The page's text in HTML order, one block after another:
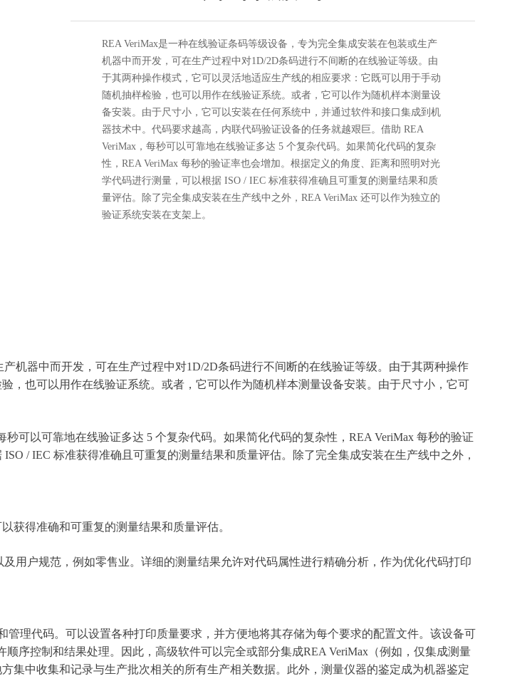
机器中而开发，可在生产过程中对1D/2D条码进行不间断的在线验证等级。由于其两种操作
，也可以用作在线验证系统。或者，它可以作为随机样本测量设备安装。由于尺寸小，它可
可以可靠地在线验证多达 5 个复杂代码。如果简化代码的复杂性，REA VeriMax 每秒的验证
/ IEC 标准获得准确且可重复的测量结果和质量评估。除了完全集成安装在生产线中之外，
获得准确和可重复的测量结果和质量评估。
用户规范，例如零售业。详细的测量结果允许对代码属性进行精确分析，作为优化代码打印
理代码。可以设置各种打印质量要求，并方便地将其存储为每个要求的配置文件。该设备可
序控制和结果处理。因此，高级软件可以完全或部分集成REA VeriMax（例如，仅集成测量
集中收集和记录与生产批次相关的所有生产相关数据。此外，测量仪器的鉴定成为机器鉴定
REA VeriMax是一种在线验证条码等级设备，专为完全集成安装在包装或生产
机器中而开发，可在生产过程中对1D/2D条码进行不间断的在线验证等级。由
于其两种操作模式，它可以灵活地适应生产线的相应要求：它既可以用于手动
随机抽样检验，也可以用作在线验证系统。或者，它可以作为随机样本测量设
备安装。由于尺寸小，它可以安装在任何系统中，并通过软件和接口集成到机
器技术中。代码要求越高，内联代码验证设备的任务就越艰巨。借助 REA
VeriMax，每秒可以可靠地在线验证多达 5 个复杂代码。如果简化代码的复杂
性，REA VeriMax 每秒的验证率也会增加。根据定义的角度、距离和照明对光
学代码进行测量，可以根据 ISO / IEC 标准获得准确且可重复的测量结果和质
量评估。除了完全集成安装在生产线中之外，REA VeriMax 还可以作为独立的
验证系统安装在支架上。